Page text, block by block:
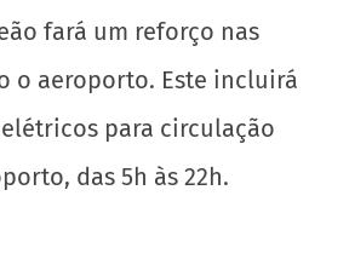
fará um reforço nas
o aeroporto. Este incluirá
para circulação
das 5h às 22h.